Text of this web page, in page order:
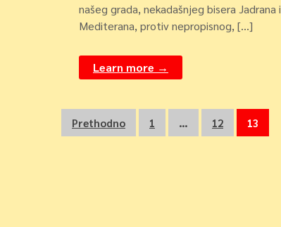
našeg grada, nekadašnjeg bisera Jadrana i
Mediterana, protiv nepropisnog, […]
Learn more →
Navigacija
Prethodno 1 … 12 13